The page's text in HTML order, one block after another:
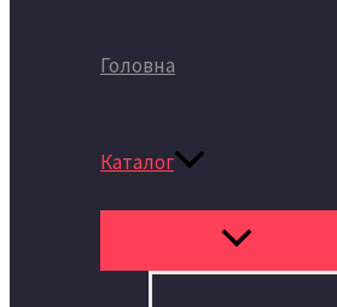
Головна
Каталог